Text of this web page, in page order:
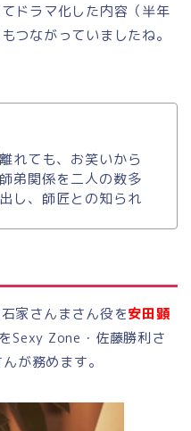
ドラマ化した内容（半年
つながっていましたね。
れても、お笑いから
弟関係を二人の数多
し、師匠との知られ
家さんまさん役を安田顕
Sexy Zone・佐藤勝利さ
が務めます。